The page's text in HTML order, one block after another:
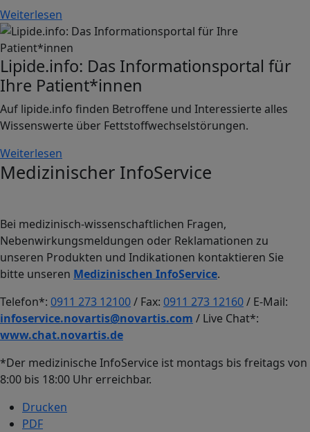
Weiterlesen
Image
Lipide.info: Das Informationsportal für
Ihre Patient*innen
Auf lipide.info finden Betroffene und Interessierte alles
Wissenswerte über Fettstoffwechselstörungen.
Weiterlesen
Medizinischer InfoService
Bei medizinisch-wissenschaftlichen Fragen,
Nebenwirkungsmeldungen oder Reklamationen zu
unseren Produkten und Indikationen kontaktieren Sie
bitte unseren Medizinischen InfoService.
Telefon*: 0911 273 12100/ Fax: 0911 273 12160/ E-Mail:
infoservice.novartis@novartis.com / Live Chat*:
www.chat.novartis.de
*Der medizinische InfoService ist montags bis freitags von
8:00 bis 18:00 Uhr erreichbar.
Drucken
PDF